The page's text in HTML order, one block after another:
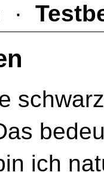
·
ich